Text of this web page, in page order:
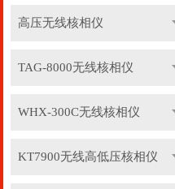
高压无线核相仪
TAG-8000无线核相仪
WHX-300C无线核相仪
KT7900无线高低压核相仪